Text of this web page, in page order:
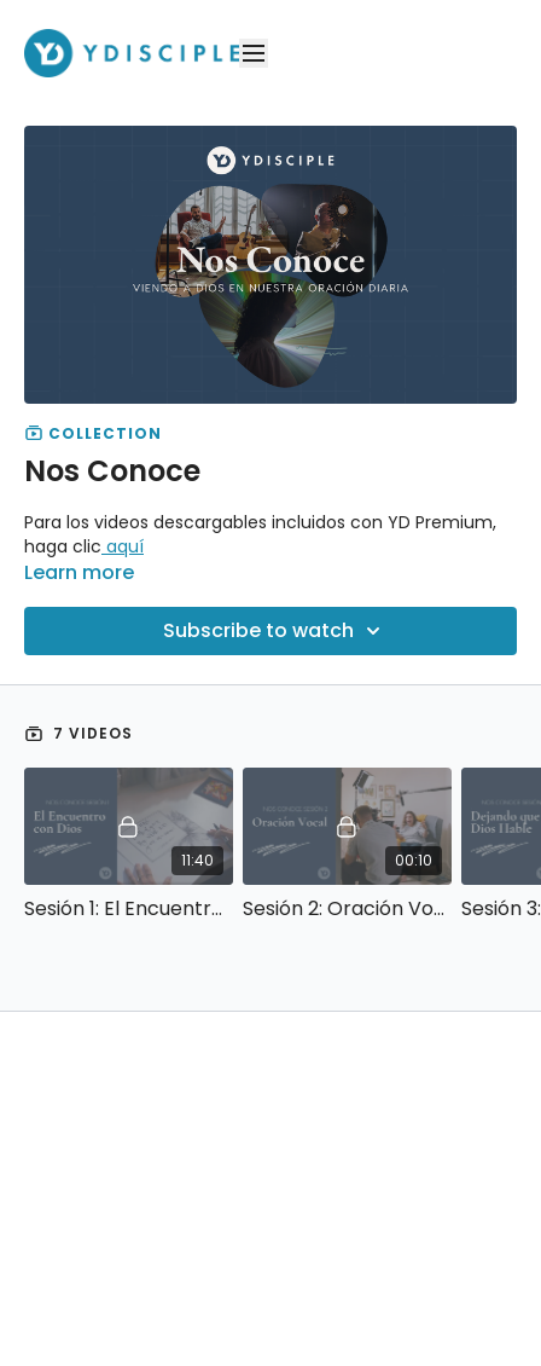
COLLECTION
Nos Conoce
Para los videos descargables incluidos con YD Premium,
haga clic aquí
Learn more
Subscribe to watch
7 VIDEOS
11:40
Sesión 1: El Encuentro con Dios
00:10
Sesión 2: Oración Vocal